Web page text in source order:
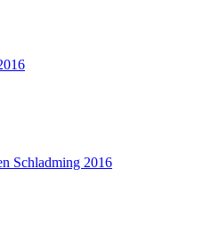
Schladming 2016